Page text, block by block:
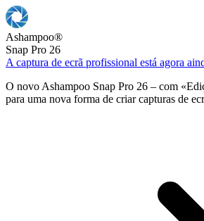
Ashampoo®
Snap Pro 26
A captura de ecrã profissional está agora
O novo Ashampoo Snap Pro 26 – com
para uma nova forma de criar capturas de